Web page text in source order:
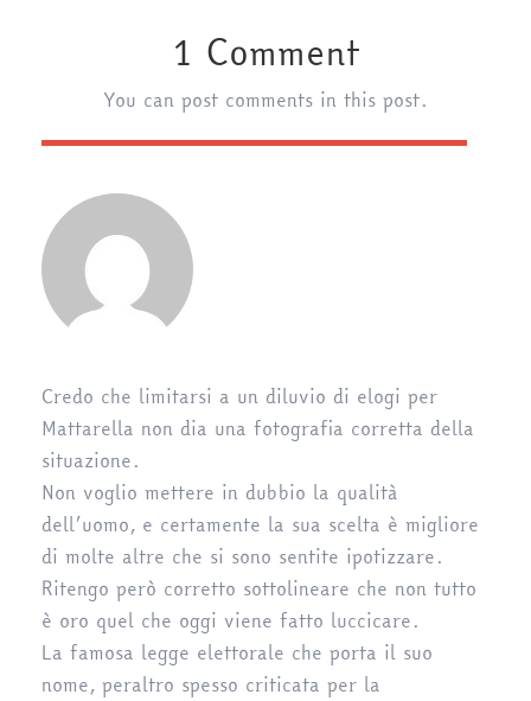
1 Comment
You can post comments in this post.
Credo che limitarsi a un diluvio di elogi per
Mattarella non dia una fotografia corretta della
situazione.
Non voglio mettere in dubbio la qualità
dell’uomo, e certamente la sua scelta è migliore
di molte altre che si sono sentite ipotizzare.
Ritengo però corretto sottolineare che non tutto
è oro quel che oggi viene fatto luccicare.
La famosa legge elettorale che porta il suo
nome, peraltro spesso criticata per la